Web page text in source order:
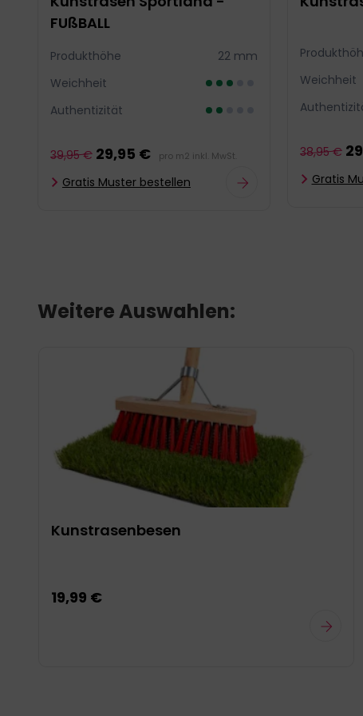
FUßBALL
39,95 € 29,95 € pro m2 inkl. MwSt.
Produkthöhe
22 mm
Weichheit
Authentizität
Gratis Muster bestellen
38,95 €
Weichheit
Gratis
Weitere Auswahlen:
Kunstrasenbesen
19,99 €